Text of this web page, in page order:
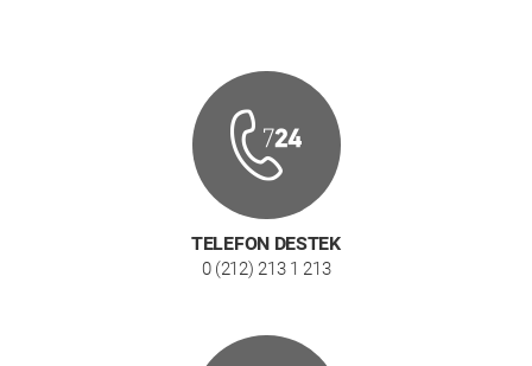
TELEFON DESTEK
0 (212) 213 1 213